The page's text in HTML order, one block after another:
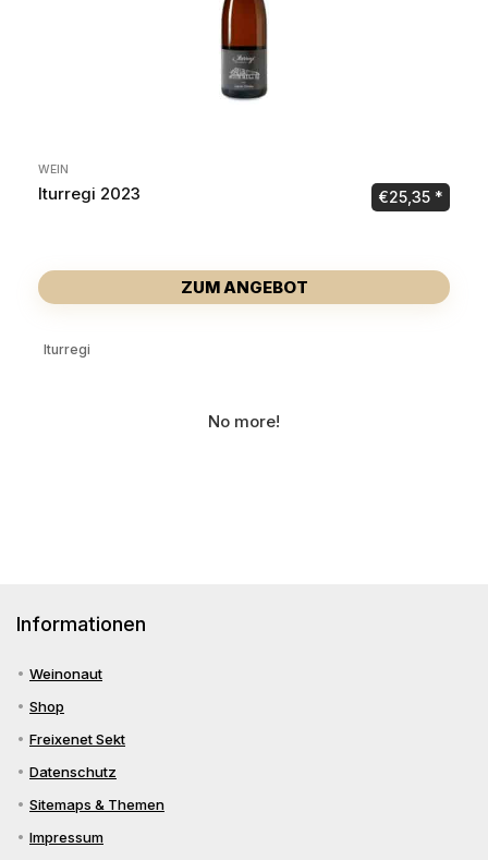
WEIN
Iturregi 2023 €25,35
ZUM ANGEBOT
Iturregi
No more!
Informationen
Weinonaut
Shop
Freixenet Sekt
Datenschutz
Sitemaps & Themen
Impressum